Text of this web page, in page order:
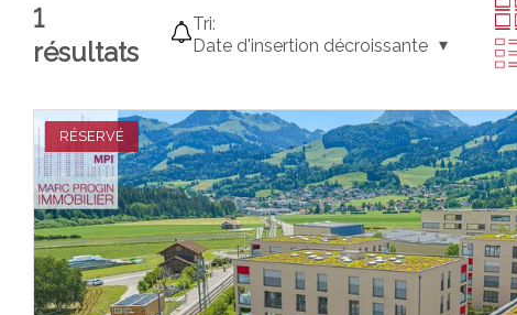
1
résultats
Tri:
Date d'insertion décroissante
RÉSERVÉ